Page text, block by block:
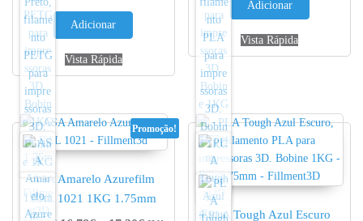
Adicionar
Vista Rápida
Adicionar
Vista Rápida
Promoção!
ASA Amarelo Azurefilm
RAL 1021 1KG 1.75mm
PLA Tough Azul Escuro